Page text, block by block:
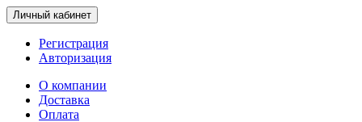
Личный кабинет
Регистрация
Авторизация
О компании
Доставка
Оплата